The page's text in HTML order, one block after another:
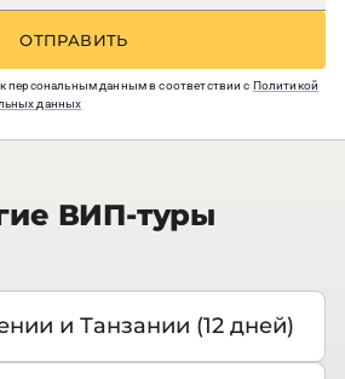
ОТПРАВИТЬ
персональным данным в соответствии с Политикой
данных
ВИП-туры
и Танзании (12 дней)